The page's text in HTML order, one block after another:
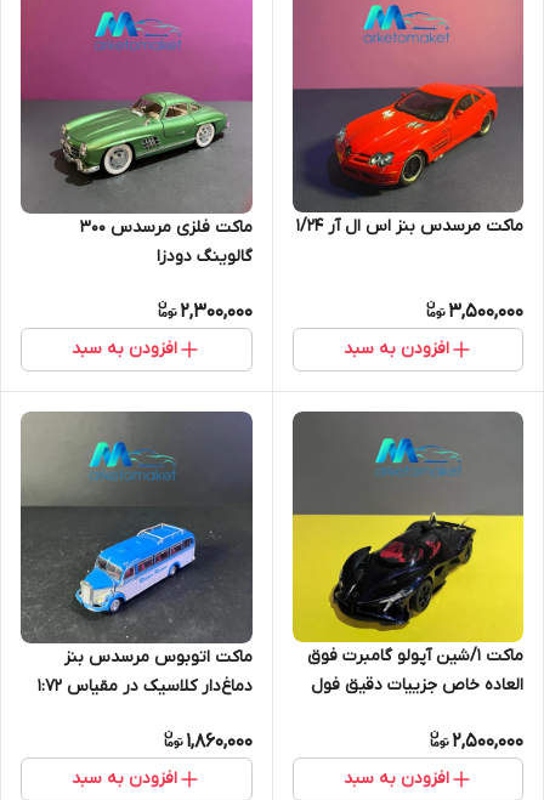
ماکت مرسدس بنز اس ال آر ۱/۲۴
3,500,000
افزودن به سبد
ماکت فلزی مرسدس ۳۰۰
گالوینگ دودزا
2,300,000
افزودن به سبد
ماکت ۱/شین آپولو گامبرت فوق
العاده خاص جزییات دقیق فول
2,500,000
افزودن به سبد
ماکت اتوبوس مرسدس بنز
دماغ‌دار کلاسیک در مقیاس ۱:۷۲
1,860,000
افزودن به سبد